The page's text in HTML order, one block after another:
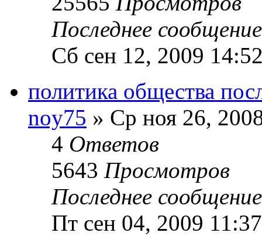
Последнее
Сб сен 12, 2009
политика общества
noy75 » Ср ноя 26,
4 Ответов
5643 Просмотров
Последнее
Пт сен 04, 2009 11:37